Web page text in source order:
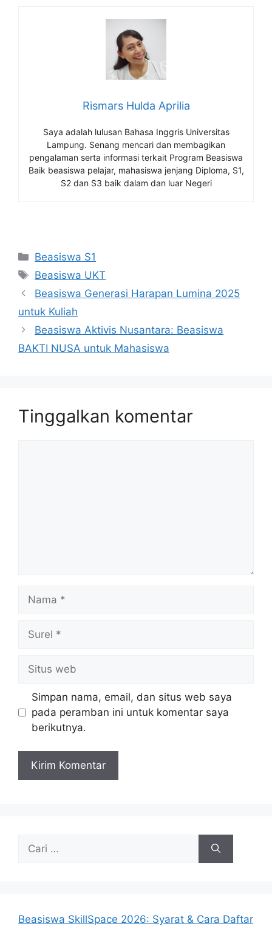
Rismars Hulda Aprilia
Saya adalah lulusan Bahasa Inggris Universitas
Lampung. Senang mencari dan membagikan
pengalaman serta informasi terkait Program Beasiswa
Baik beasiswa pelajar, mahasiswa jenjang Diploma, S1,
S2 dan S3 baik dalam dan luar Negeri
Kategori
Beasiswa S1
Tag
Beasiswa UKT
Beasiswa Generasi Harapan Lumina 2025
untuk Kuliah
Beasiswa Aktivis Nusantara: Beasiswa
BAKTI NUSA untuk Mahasiswa
Tinggalkan komentar
Nama
Surel
Situs
web
Simpan nama, email, dan situs web saya
pada peramban ini untuk komentar saya
berikutnya.
untuk:
Beasiswa SkillSpace 2026: Syarat & Cara Daftar